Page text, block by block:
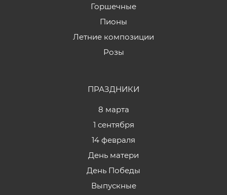
Горшечные
Пионы
Летние композиции
Розы
ПРАЗДНИКИ
8 марта
1 сентября
14 февраля
День матери
День Победы
Выпускные